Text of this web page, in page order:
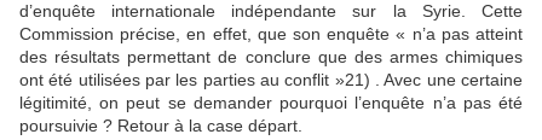
d’enquête internationale indépendante sur la Syrie. Cette
Commission précise, en effet, que son enquête « n’a pas atteint
des résultats permettant de conclure que des armes chimiques
ont été utilisées par les parties au conflit »21) . Avec une certaine
légitimité, on peut se demander pourquoi l’enquête n’a pas été
poursuivie ? Retour à la case départ.